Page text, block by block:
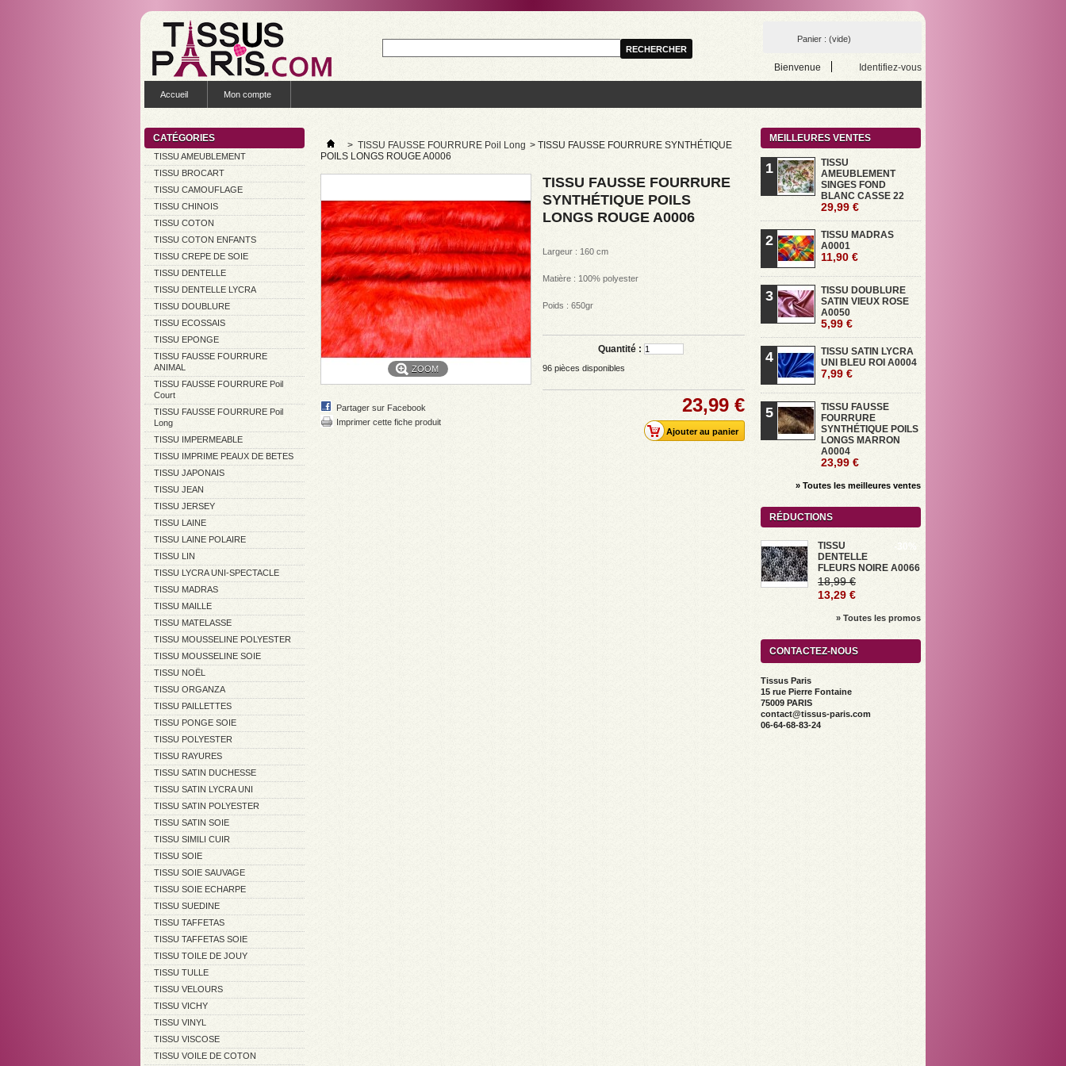
Panier : (vide)
Bienvenue Identifiez-vous
Accueil Mon compte
CATÉGORIES
TISSU AMEUBLEMENT
TISSU BROCART
TISSU CAMOUFLAGE
TISSU CHINOIS
TISSU COTON
TISSU COTON ENFANTS
TISSU CREPE DE SOIE
TISSU DENTELLE
TISSU DENTELLE LYCRA
TISSU DOUBLURE
TISSU ECOSSAIS
TISSU EPONGE
TISSU FAUSSE FOURRURE
ANIMAL
TISSU FAUSSE FOURRURE Poil
Court
TISSU FAUSSE FOURRURE Poil
Long
TISSU IMPERMEABLE
TISSU IMPRIME PEAUX DE BETES
TISSU JAPONAIS
TISSU JEAN
TISSU JERSEY
TISSU LAINE
TISSU LAINE POLAIRE
TISSU LIN
TISSU LYCRA UNI-SPECTACLE
TISSU MADRAS
TISSU MAILLE
TISSU MATELASSE
TISSU MOUSSELINE POLYESTER
TISSU MOUSSELINE SOIE
TISSU NOËL
TISSU ORGANZA
TISSU PAILLETTES
TISSU PONGE SOIE
TISSU POLYESTER
TISSU RAYURES
TISSU SATIN DUCHESSE
TISSU SATIN LYCRA UNI
TISSU SATIN POLYESTER
TISSU SATIN SOIE
TISSU SIMILI CUIR
TISSU SOIE
TISSU SOIE SAUVAGE
TISSU SOIE ECHARPE
TISSU SUEDINE
TISSU TAFFETAS
TISSU TAFFETAS SOIE
TISSU TOILE DE JOUY
TISSU TULLE
TISSU VELOURS
TISSU VICHY
TISSU VINYL
TISSU VISCOSE
TISSU VOILE DE COTON
> TISSU FAUSSE FOURRURE Poil Long > TISSU FAUSSE FOURRURE SYNTHÉTIQUE
POILS LONGS ROUGE A0006
ZOOM
Partager sur Facebook
Imprimer cette fiche produit
TISSU FAUSSE FOURRURE
SYNTHÉTIQUE POILS
LONGS ROUGE A0006
Largeur : 160 cm
Matière : 100% polyester
Poids : 650gr
Quantité :
96 pièces disponibles
23,99 €
MEILLEURES VENTES
1
TISSU
AMEUBLEMENT
SINGES FOND
BLANC CASSE 22
29,99 €
2
TISSU MADRAS
A0001
11,90 €
3
TISSU DOUBLURE
SATIN VIEUX ROSE
A0050
5,99 €
4
TISSU SATIN LYCRA
UNI BLEU ROI A0004
7,99 €
5
TISSU FAUSSE
FOURRURE
SYNTHÉTIQUE POILS
LONGS MARRON
A0004
23,99 €
» Toutes les meilleures ventes
RÉDUCTIONS
-30%
TISSU
DENTELLE
FLEURS NOIRE A0066
18,99 €
13,29 €
» Toutes les promos
CONTACTEZ-NOUS
Tissus Paris
15 rue Pierre Fontaine
75009 PARIS
contact@tissus-paris.com
06-64-68-83-24